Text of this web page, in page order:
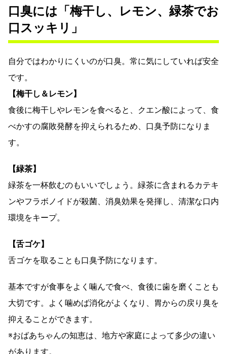
口臭には「梅干し、レモン、緑茶でお
口スッキリ」
自分ではわかりにくいのが口臭。常に気にしていれば安全
です。
【梅干し＆レモン】
食後に梅干しやレモンを食べると、クエン酸によって、食
べかすの腐敗発酵を抑えられるため、口臭予防になりま
す。
【緑茶】
緑茶を一杯飲むのもいいでしょう。緑茶に含まれるカテキ
ンやフラボノイドが殺菌、消臭効果を発揮し、清潔な口内
環境をキープ。
【舌ゴケ】
舌ゴケを取ることも口臭予防になります。
基本ですが食事をよく噛んで食べ、食後に歯を磨くことも
大切です。よく噛めば消化がよくなり、胃からの戻り臭を
抑えることができます。
※おばあちゃんの知恵は、地方や家庭によって多少の違い
があります。